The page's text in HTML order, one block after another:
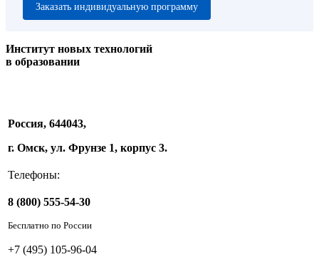
Заказать индивидуальную программу
Институт новых технологий
в образовании
Россия, 644043,
г. Омск, ул. Фрунзе 1, корпус 3.
Телефоны:
8 (800) 555-54-30
Бесплатно по России
+7 (495) 105-96-04